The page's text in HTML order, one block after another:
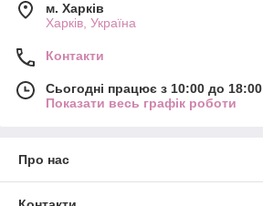
м. Харків
Харків, Україна
Контакти
Сьогодні працює з 10:00 до 18:00
Показати весь графік роботи
Про нас